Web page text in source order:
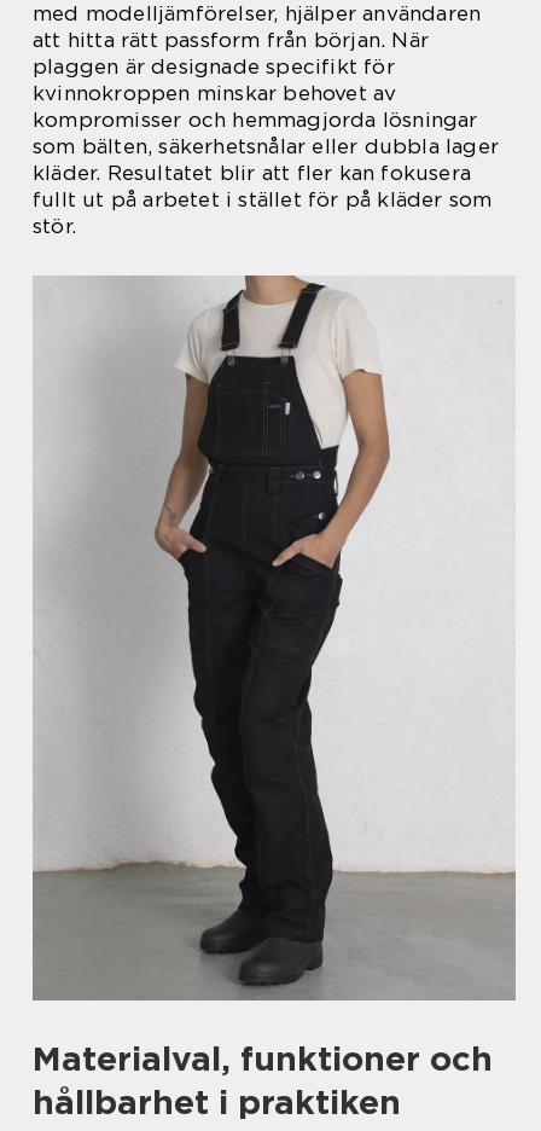
med modelljämförelser, hjälper användaren
att hitta rätt passform från början. När
plaggen är designade specifikt för
kvinnokroppen minskar behovet av
kompromisser och hemmagjorda lösningar
som bälten, säkerhetsnålar eller dubbla lager
kläder. Resultatet blir att fler kan fokusera
fullt ut på arbetet i stället för på kläder som
stör.
Materialval, funktioner och
hållbarhet i praktiken